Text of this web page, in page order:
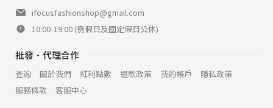
ifocusfashionshop@gmail.com
10:00-19:00 (例假日及國定假日公休)
批發．代理合作
查詢 關於我們 紅利點數 退款政策 我的帳戶
隱私政策
服務條款
客服中心